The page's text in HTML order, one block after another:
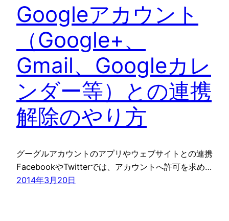
Googleアカウント
（Google+、
Gmail、Googleカレ
ンダー等）との連携
解除のやり方
グーグルアカウントのアプリやウェブサイトとの連携
FacebookやTwitterでは、アカウントへ許可を求め…
2014年3月20日